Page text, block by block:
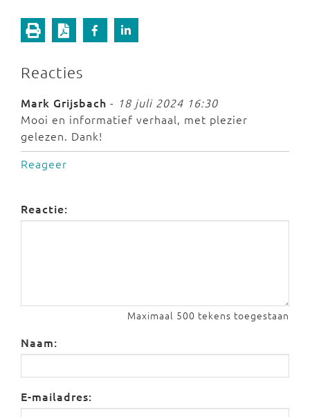
Reacties
Mark Grijsbach - 18 juli 2024 16:30
Mooi en informatief verhaal, met plezier
gelezen. Dank!
Reageer
Reactie:
Maximaal 500 tekens toegestaan
Naam:
E-mailadres: